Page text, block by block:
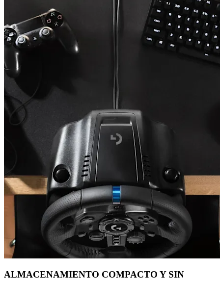
ALMACENAMIENTO COMPACTO Y SIN